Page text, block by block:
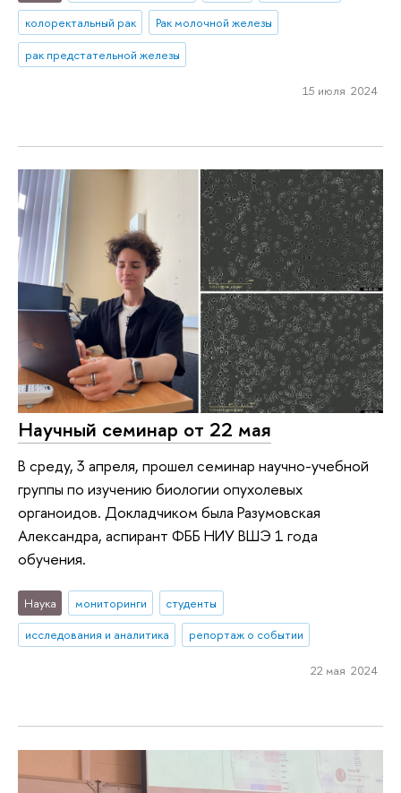
колоректальный рак
Рак молочной железы
рак предстательной железы
15 июля 2024
Научный семинар от 22 мая
В среду, 3 апреля, прошел семинар научно-учебной
группы по изучению биологии опухолевых
органоидов. Докладчиком была Разумовская
Александра, аспирант ФББ НИУ ВШЭ 1 года
обучения.
Наука мониторинги
студенты
исследования и аналитика
репортаж о событии
22 мая 2024